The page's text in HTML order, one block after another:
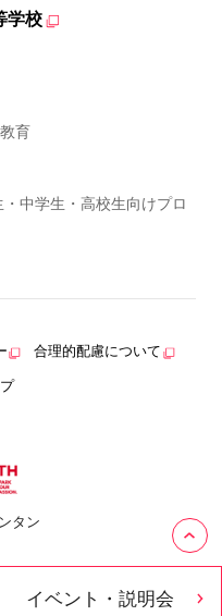
学校
育
中学生・高校生向けプロ
合理的配慮について
タン
イベント・説明会